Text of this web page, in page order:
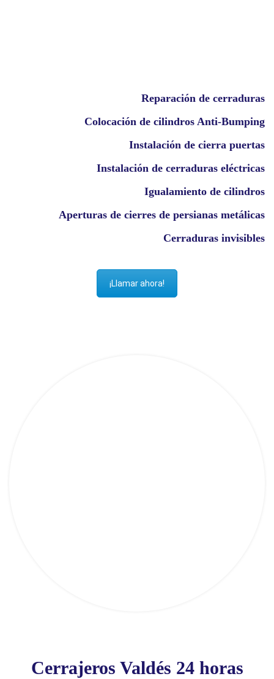
Reparación de cerraduras
Colocación de cilindros Anti-Bumping
Instalación de cierra puertas
Instalación de cerraduras eléctricas
Igualamiento de cilindros
Aperturas de cierres de persianas metálicas
Cerraduras invisibles
¡Llamar ahora!
Cerrajeros Valdés 24 horas